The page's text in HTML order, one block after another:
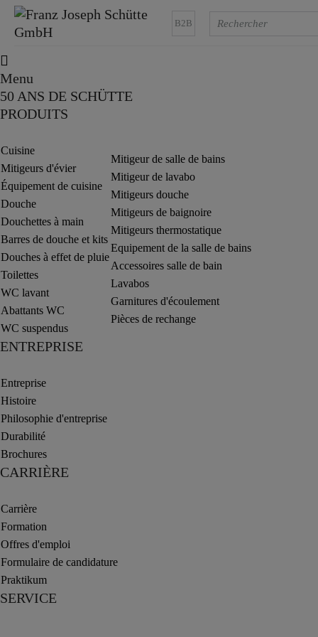
B2B
Menu
50 ANS DE SCHÜTTE
PRODUITS
Cuisine
Mitigeurs d'évier
Équipement de cuisine
Douche
Douchettes à main
Barres de douche et kits
Douches à effet de pluie
Toilettes
WC lavant
Abattants WC
WC suspendus
Mitigeur de salle de bains
Mitigeur de lavabo
Mitigeurs douche
Mitigeurs de baignoire
Mitigeurs thermostatique
Equipement de la salle de bains
Accessoires salle de bain
Lavabos
Garnitures d'écoulement
Pièces de rechange
ENTREPRISE
Entreprise
Histoire
Philosophie d'entreprise
Durabilité
Brochures
CARRIÈRE
Carrière
Formation
Offres d'emploi
Formulaire de candidature
Praktikum
SERVICE